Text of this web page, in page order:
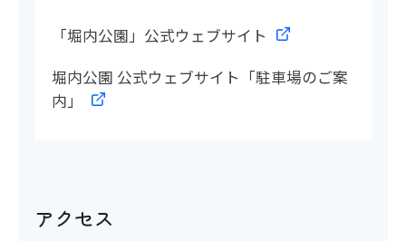
〇
洋式トイレ
〇
「堀内公園」公式ウェブサイト
堀内公園 公式ウェブサイト「駐車場のご案
内」
アクセス